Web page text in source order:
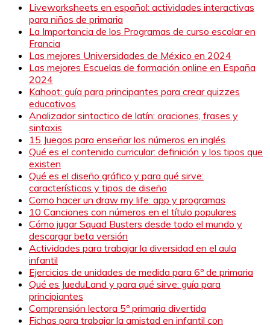
Liveworksheets en español: actividades interactivas
para niños de primaria
La Importancia de los Programas de curso escolar en
Francia
Las mejores Universidades de México en 2024
Las mejores Escuelas de formación online en España
2024
Kahoot: guía para principantes para crear quizzes
educativos
Analizador sintactico de latín: oraciones, frases y
sintaxis
15 Juegos para enseñar los números en inglés
Qué es el contenido curricular: definición y los tipos que
existen
Qué es el diseño gráfico y para qué sirve:
características y tipos de diseño
Como hacer un draw my life: app y programas
10 Canciones con números en el título populares
Cómo jugar Squad Busters desde todo el mundo y
descargar beta versión
Actividades para trabajar la diversidad en el aula
infantil
Ejercicios de unidades de medida para 6º de primaria
Qué es JueduLand y para qué sirve: guía para
principiantes
Comprensión lectora 5º primaria divertida
Fichas para trabajar la amistad en infantil con